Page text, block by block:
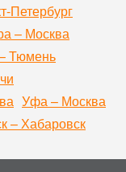
Петербург
– Москва
Тюмень
Уфа – Москва
– Хабаровск